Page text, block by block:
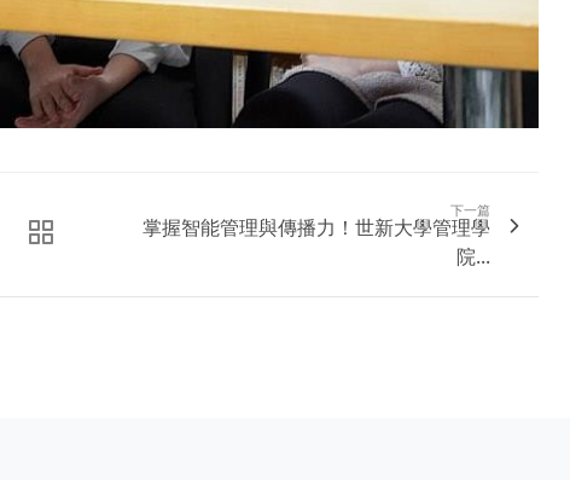
下一篇
掌握智能管理與傳播力！世新大學管理學
院...